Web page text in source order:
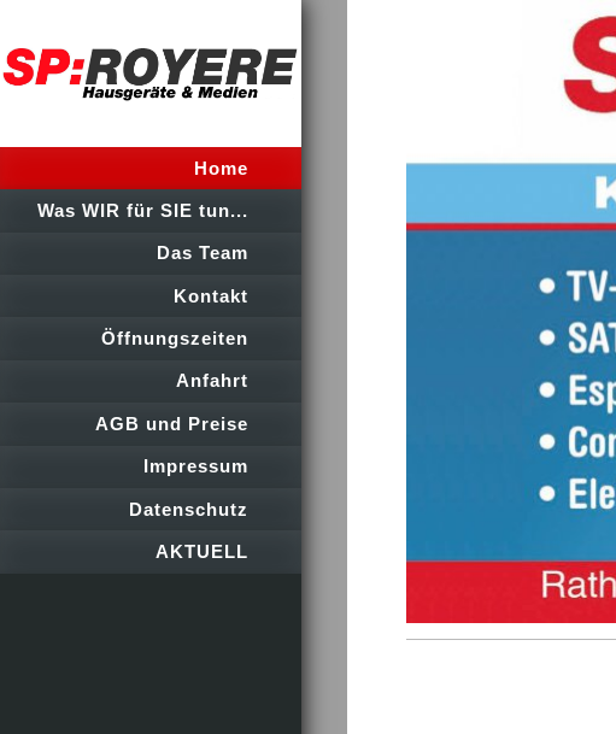
Home
Was WIR für SIE tun...
Das Team
Kontakt
Öffnungszeiten
Anfahrt
AGB und Preise
Impressum
Datenschutz
AKTUELL